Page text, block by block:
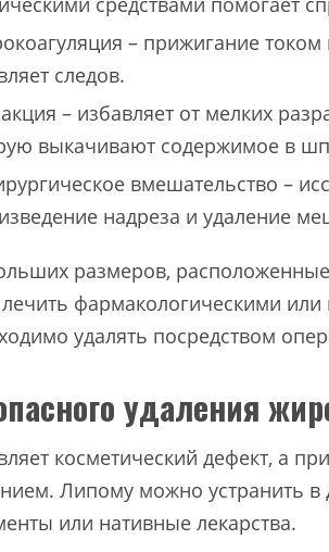
– прижигание
следов.
– избавляет от мелких
выкачивают содержимое в
вмешательство –
надреза и удаление
размеров,
лечить фармакологическими
удалять посредством
удаления
косметический дефект, а
Липому можно устранить в
или нативные лекарства.